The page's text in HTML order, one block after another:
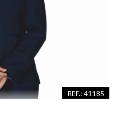
REF.: 41185